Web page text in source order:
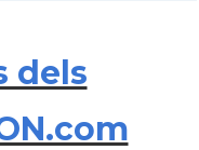
dels